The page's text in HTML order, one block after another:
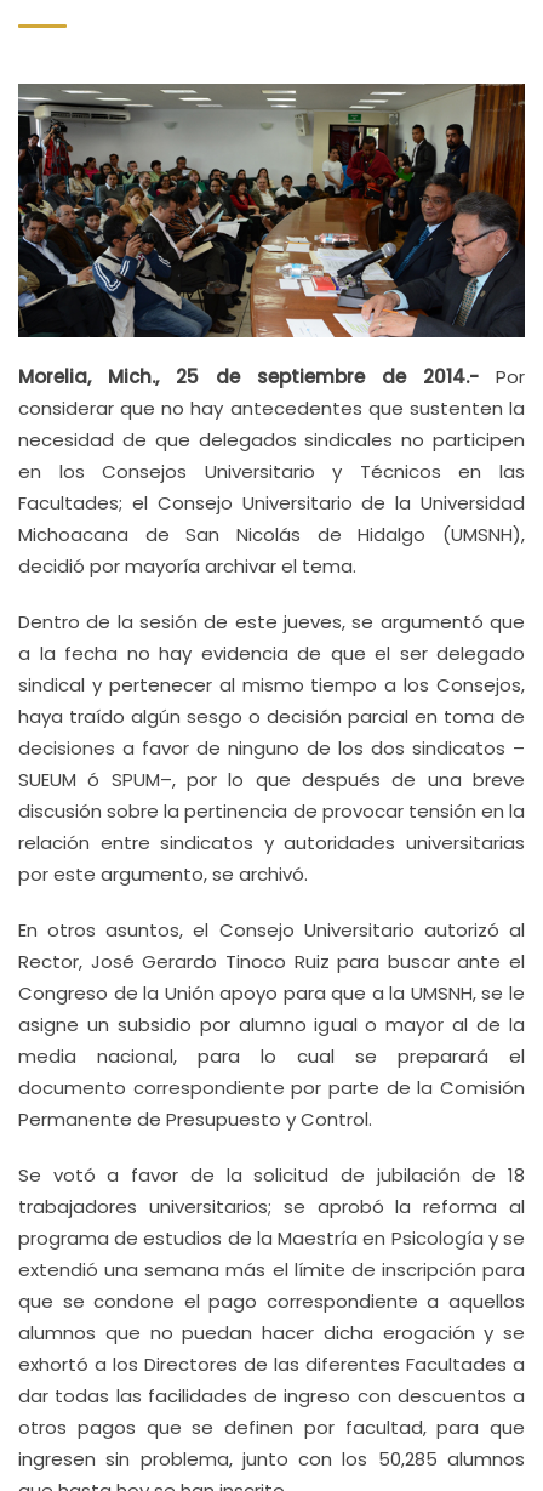
Morelia, Mich., 25 de septiembre de 2014.- Por
considerar que no hay antecedentes que sustenten la
necesidad de que delegados sindicales no participen
en los Consejos Universitario y Técnicos en las
Facultades; el Consejo Universitario de la Universidad
Michoacana de San Nicolás de Hidalgo (UMSNH),
decidió por mayoría archivar el tema.
Dentro de la sesión de este jueves, se argumentó que
a la fecha no hay evidencia de que el ser delegado
sindical y pertenecer al mismo tiempo a los Consejos,
haya traído algún sesgo o decisión parcial en toma de
decisiones a favor de ninguno de los dos sindicatos –
SUEUM ó SPUM–, por lo que después de una breve
discusión sobre la pertinencia de provocar tensión en la
relación entre sindicatos y autoridades universitarias
por este argumento, se archivó.
En otros asuntos, el Consejo Universitario autorizó al
Rector, José Gerardo Tinoco Ruiz para buscar ante el
Congreso de la Unión apoyo para que a la UMSNH, se le
asigne un subsidio por alumno igual o mayor al de la
media nacional, para lo cual se preparará el
documento correspondiente por parte de la Comisión
Permanente de Presupuesto y Control.
Se votó a favor de la solicitud de jubilación de 18
trabajadores universitarios; se aprobó la reforma al
programa de estudios de la Maestría en Psicología y se
extendió una semana más el límite de inscripción para
que se condone el pago correspondiente a aquellos
alumnos que no puedan hacer dicha erogación y se
exhortó a los Directores de las diferentes Facultades a
dar todas las facilidades de ingreso con descuentos a
otros pagos que se definen por facultad, para que
ingresen sin problema, junto con los 50,285 alumnos